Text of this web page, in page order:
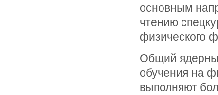
основным
чтению
физического
Общий
обучения на
выполняют